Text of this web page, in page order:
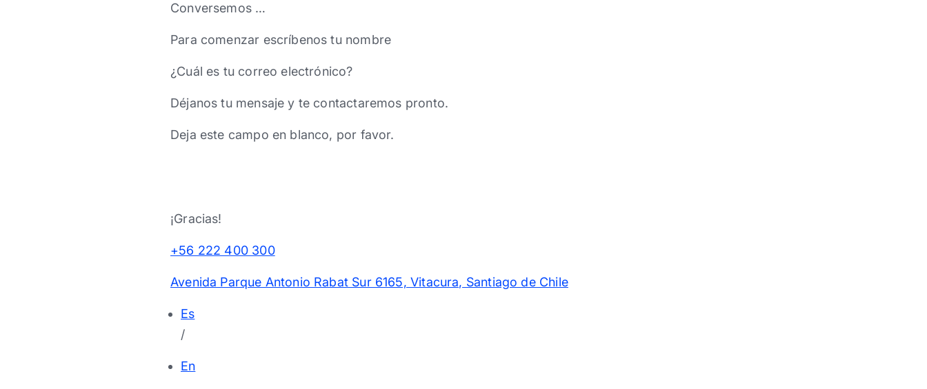
Conversemos …
Para comenzar escríbenos tu nombre
¿Cuál es tu correo electrónico?
Déjanos tu mensaje y te contactaremos pronto.
Deja este campo en blanco, por favor.
¡Gracias!
+56 222 400 300
Avenida Parque Antonio Rabat Sur 6165, Vitacura, Santiago de Chile
Es
/
En